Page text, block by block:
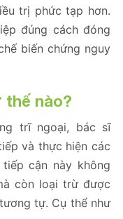
trị phức tạp hơn.
đúng cách đóng
biến chứng nguy
thế nào?
trĩ ngoại, bác sĩ
và thực hiện các
cận này không
còn loại trừ được
tự. Cụ thể như